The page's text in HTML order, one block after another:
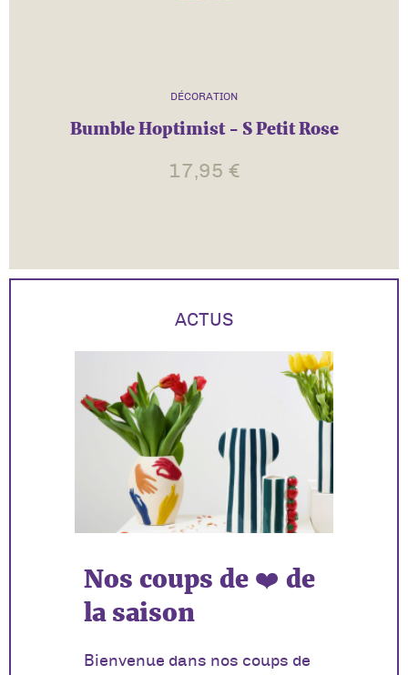
DÉCORATION
Bumble Hoptimist - S Petit Rose
17,95 €
ACTUS
Nos coups de ❤️ de
la saison
Bienvenue dans nos coups de